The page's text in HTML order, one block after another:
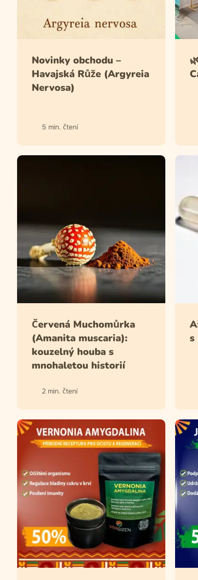
Novinky obchodu –
Havajská Růže (Argyreia
Nervosa)
5 min. čtení
Červená Muchomůrka
(Amanita muscaria):
kouzelný houba s
mnohaletou historií
2 min. čtení
s